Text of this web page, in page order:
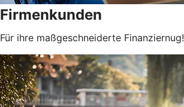
Firmenkunden
Für ihre maßgeschneiderte Finanziernug!